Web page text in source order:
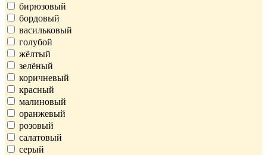
бирюзовый
бордовый
васильковый
голубой
жёлтый
зелёный
коричневый
красный
малиновый
оранжевый
розовый
салатовый
серый